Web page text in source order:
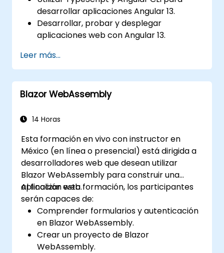
desarrollar aplicaciones Angular 13.
Desarrollar, probar y desplegar
aplicaciones web con Angular 13.
usarse en cualquier aplicación o página
web.
Leer más...
Blazor WebAssembly
14 Horas
Esta formación en vivo con instructor en
México (en línea o presencial) está dirigida a
desarrolladores web que desean utilizar
Blazor WebAssembly para construir una
aplicación web.
Al finalizar esta formación, los participantes
serán capaces de:
Comprender formularios y autenticación
en Blazor WebAssembly.
Crear un proyecto de Blazor
WebAssembly.